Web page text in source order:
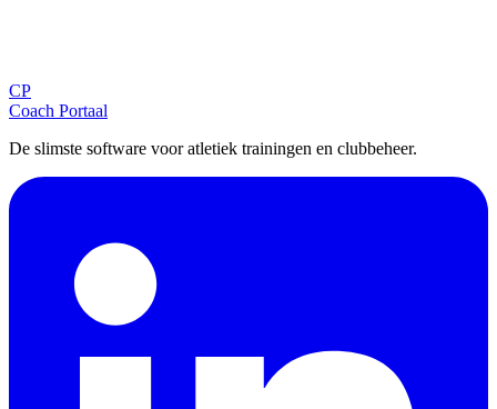
CP
Coach Portaal
De slimste software voor atletiek trainingen en clubbeheer.